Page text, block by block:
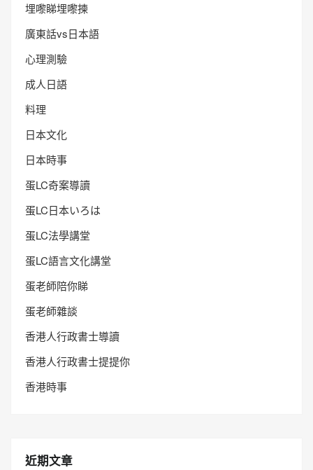
埋嚟睇埋嚟揀
廣東話vs日本語
心理測驗
成人日語
料理
日本文化
日本時事
蛋LC奇案導讀
蛋LC日本いろは
蛋LC法學講堂
蛋LC語言文化講堂
蛋老師陪你睇
蛋老師雜談
香港人行政書士導讀
香港人行政書士提提你
香港時事
近期文章